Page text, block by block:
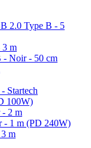
2.0 Type B - 5
3 m
- Noir - 50 cm
Startech
100W)
2 m
- 1 m (PD 240W)
m